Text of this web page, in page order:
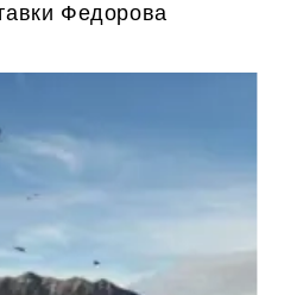
Федорова